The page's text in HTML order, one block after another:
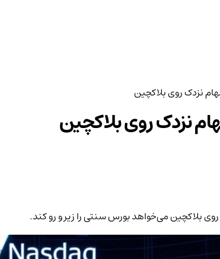
نزدک روی بلاکچین
نزدک روی بلاکچین
بلاکچین می‌خواهد بورس سنتی را زیر و رو کند.